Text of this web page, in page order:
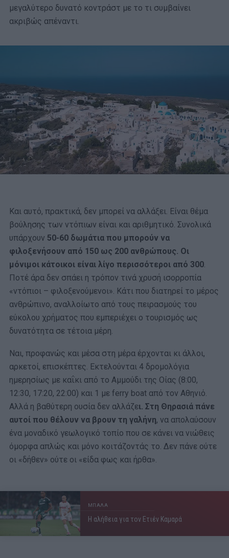
μεγαλύτερο δυνατό κοντράστ με το τι συμβαίνει
ακριβώς απέναντι.
Και αυτό, πρακτικά, δεν μπορεί να αλλάξει. Είναι θέμα
βούλησης των ντόπιων είναι και αριθμητικό. Συνολικά
υπάρχουν 50-60 δωμάτια που μπορούν να
φιλοξενήσουν από 150 ως 200 ανθρώπους. Οι
μόνιμοι κάτοικοι είναι λίγο περισσότεροι από 300
Ποτέ άρα δεν σπάει η τρόπον τινά χρυσή ισορροπία
«ντόπιοι – φιλοξενούμενοι». Κάτι που διατηρεί το μέρος
ανθρώπινο, αναλλοίωτο από τους πειρασμούς του
εύκολου χρήματος που εμπεριέχει ο τουρισμός ως
δυνατότητα σε τέτοια μέρη.
Ναι, προφανώς και μέσα στη μέρα έρχονται κι άλλοι,
αρκετοί, επισκέπτες. Εκτελούνται 4 δρομολόγια
ημερησίως με καΐκι από το Αμμούδι της Οίας (8:00,
12:30, 17:20, 22:00) και 1 με ferry boat από τον Αθηνιό.
Αλλά η βαθύτερη ουσία δεν αλλάζει. Στη Θηρασιά πάνε
αυτοί που θέλουν να βρουν τη γαλήνη, να απολαύσουν
ένα μοναδικό γεωλογικό τοπίο που σε κάνει να νιώθεις
όμορφα απλώς και μόνο κοιτάζοντάς το. Δεν πάνε ούτε
οι «δήθεν» ούτε οι «είδα φως και ήρθα».
ΜΠΑΛΑ
Η αλήθεια για τον Ετιέν Καμαρά